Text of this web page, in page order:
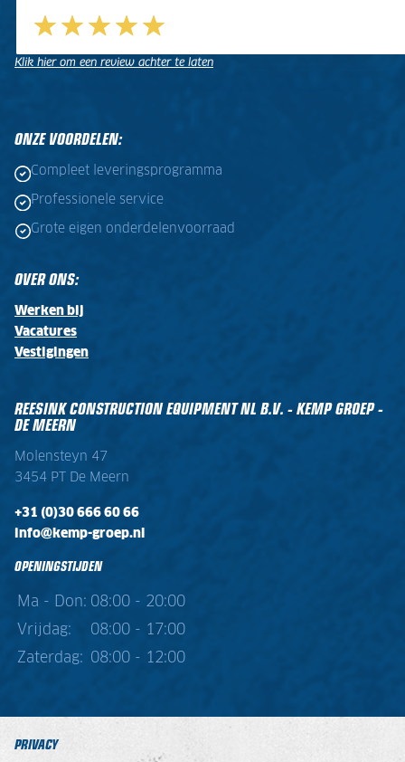
Klik hier om een review achter te laten
. .
ONZE VOORDELEN:
Compleet leveringsprogramma
Professionele service
Grote eigen onderdelenvoorraad
OVER ONS:
Werken bij
Vacatures
Vestigingen
REESINK CONSTRUCTION EQUIPMENT NL B.V. - KEMP GROEP -
DE MEERN
Molensteyn 47
3454 PT De Meern
+31 (0)30 666 60 66
info@kemp-groep.nl
OPENINGSTIJDEN
Ma - Don: 08:00 - 20:00
Vrijdag:
08:00 - 17:00
Zaterdag:
08:00 - 12:00
PRIVACY